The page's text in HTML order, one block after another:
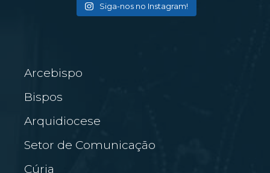
Siga-nos no Instagram!
Arcebispo
Bispos
Arquidiocese
Setor de Comunicação
Cúria